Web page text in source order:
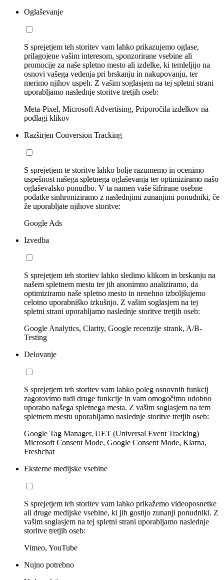
Oglaševanje
S sprejetjem teh storitev vam lahko prikazujemo oglase,
prilagojene vašim interesom, sponzorirane vsebine ali
promocije za naše spletno mesto ali izdelke, ki temleljijo na
osnovi vašega vedenja pri brskanju in nakupovanju, ter
merimo njihov uspeh. Z vašim soglasjem na tej spletni strani
uporabljamo naslednje storitve tretjih oseb:
Meta-Pixel, Microsoft Advertising, Priporočila izdelkov na
podlagi klikov
Razširjen Conversion Tracking
S sprejetjem te storitve lahko bolje razumemo in ocenimo
uspešnost našega spletnega oglaševanja ter optimiziramo našo
oglaševalsko ponudbo. V ta namen vaše šifrirane osebne
podatke sinhroniziramo z naslednjimi zunanjimi ponudniki, če
že uporabljate njihove storitve:
Google Ads
Izvedba
S sprejetjem teh storitev lahko sledimo klikom in brskanju na
našem spletnem mestu ter jih anonimno analiziramo, da
optimiziramo naše spletno mesto in nenehno izboljšujemo
celotno uporabniško izkušnjo. Z vašim soglasjem na tej
spletni strani uporabljamo naslednje storitve tretjih oseb:
Google Analytics, Clarity, Google recenzije strank, A/B-
Testing
Delovanje
S sprejetjem teh storitev vam lahko poleg osnovnih funkcij
zagotovimo tudi druge funkcije in vam omogočimo udobno
uporabo našega spletnega mesta. Z vašim soglasjem na tem
spletnem mestu uporabljamo naslednje storitve tretjih oseb:
Google Tag Manager, UET (Universal Event Tracking)
Microsoft Consent Mode, Google Consent Mode, Klarna,
Freshchat
Eksterne medijske vsebine
S sprejetjem teh storitev vam lahko prikažemo videoposnetke
ali druge medijske vsebine, ki jih gostijo zunanji ponudniki. Z
vašim soglasjem na tej spletni strani uporabljamo naslednje
storitve tretjih oseb:
Vimeo, YouTube
Nujno potrebno